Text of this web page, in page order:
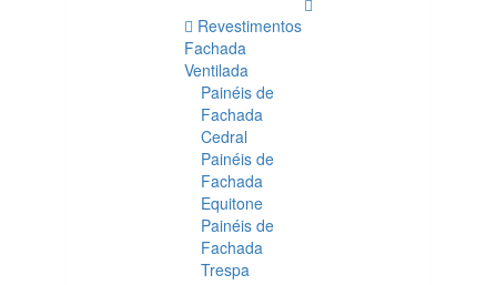
Revestimentos
Fachada
Ventilada
Painéis de
Fachada
Cedral
Painéis de
Fachada
Equitone
Painéis de
Fachada
Trespa